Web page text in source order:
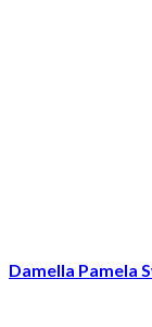
Damella Pamela